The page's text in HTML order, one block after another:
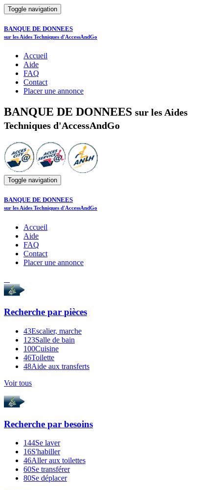
Toggle navigation
BANQUE DE DONNEES
sur les Aides Techniques d'AccessAndGo
Accueil
Aide
FAQ
Contact
Placer une annonce
BANQUE DE DONNEES sur les Aides
Techniques d'AccessAndGo
Toggle navigation
BANQUE DE DONNEES
sur les Aides Techniques d'AccessAndGo
Accueil
Aide
FAQ
Contact
Placer une annonce
Recherche par pièces
43Escalier, marche
123Salle de bain
100Cuisine
46Toilette
48Aide aux transferts
Voir tous
Recherche par besoins
144Se laver
16S'habiller
46Aller aux toilettes
60Se transférer
80Se déplacer